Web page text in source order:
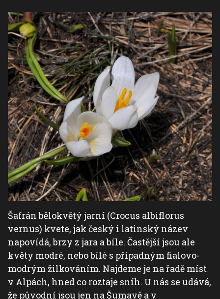
Šafrán bělokvětý jarní (Crocus albiflorus
vernus) kvete, jak český i latinský název
napovídá, brzy z jara a bíle. Častější jsou ale
květy modré, nebo bílé s případným fialovo-
modrým žilkováním. Najdeme je na řadě míst
v Alpách, hned co roztaje sníh. U nás se udává,
že původní jsou jen na Šumavě a v